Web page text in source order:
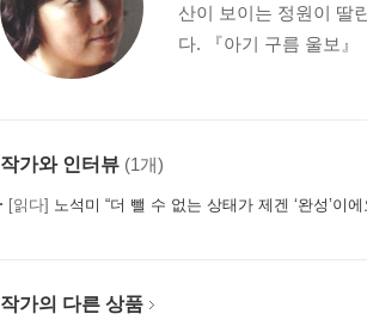
산이 보이는 정원이 딸
다. 『아기 구름 울보』
작가와 인터뷰 (1개)
[읽다] 노석미 “더 뺄 수 없는 상태가 제겐 ‘완성’이에
작가의 다른 상품